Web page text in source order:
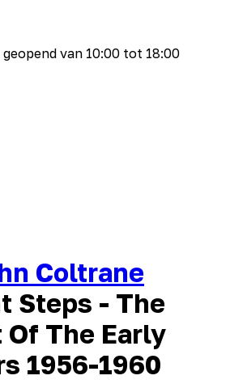
geopend van 10:00 tot 18:00
Coltrane
Steps - The
Of The Early
1956-1960